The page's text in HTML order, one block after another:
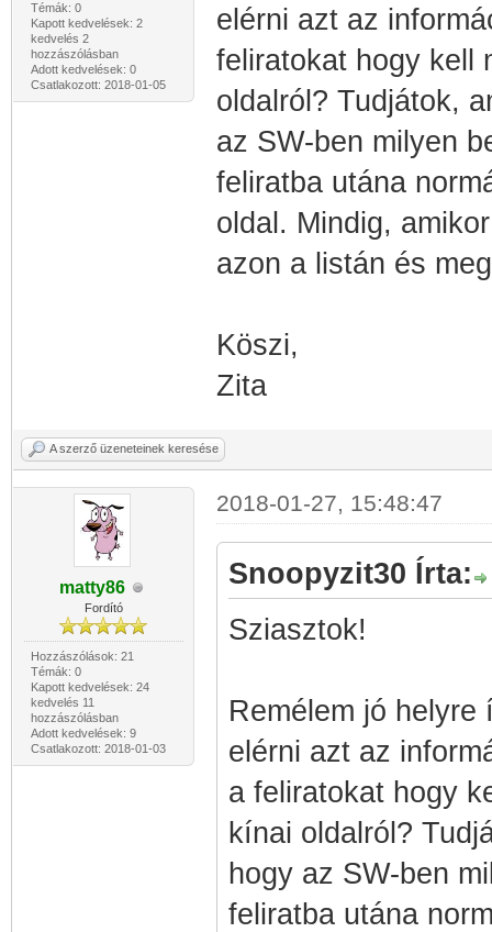
Témák: 0
Kapott kedvelések: 2
kedvelés 2
hozzászólásban
Adott kedvelések: 0
Csatlakozott: 2018-01-05
elérni azt az
feliratokat hogy kell
oldalról? Tudjátok,
az SW-ben milyen
feliratba utána
oldal. Mindig,
azon a listán és
Köszi,
Zita
A szerző üzeneteinek keresése
matty86
Fordító
Hozzászólások: 21
Témák: 0
Kapott kedvelések: 24
kedvelés 11
hozzászólásban
Adott kedvelések: 9
Csatlakozott: 2018-01-03
2018-01-27, 15:48:47
Snoopyzit30 Írta:
Sziasztok!
Remélem jó helyre
elérni azt az
a feliratokat hogy
kínai oldalról?
hogy az SW-ben
feliratba utána